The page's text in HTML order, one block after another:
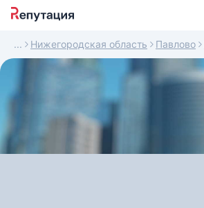
Нижегородская область Павлово